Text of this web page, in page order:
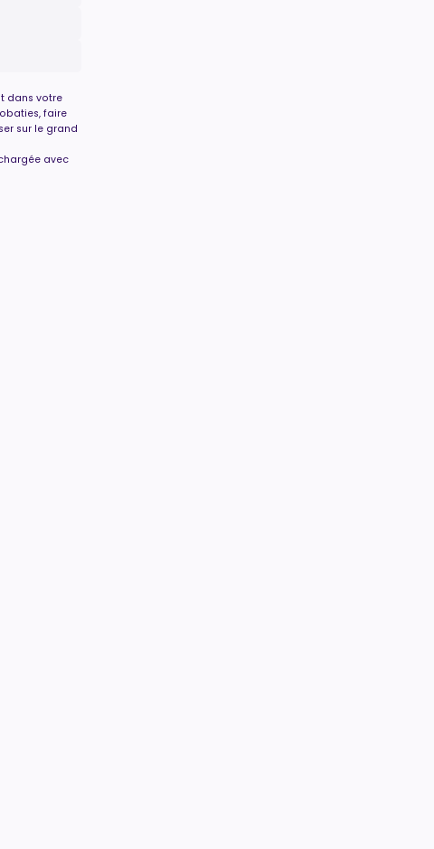
dans votre
faire
sur le grand
avec